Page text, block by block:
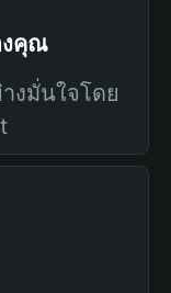
งคุณ
งมั่นใจโดย